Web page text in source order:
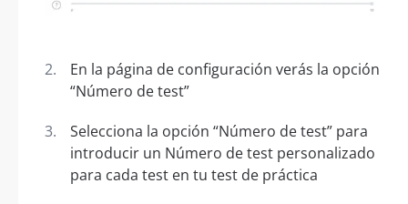
En la página de configuración verás la opción
“Número de test”
Selecciona la opción “Número de test” para
introducir un Número de test personalizado
para cada test en tu test de práctica